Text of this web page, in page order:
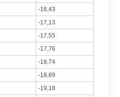
-16,43
-17,13
-17,55
-17,76
-18,74
-18,89
-19,18